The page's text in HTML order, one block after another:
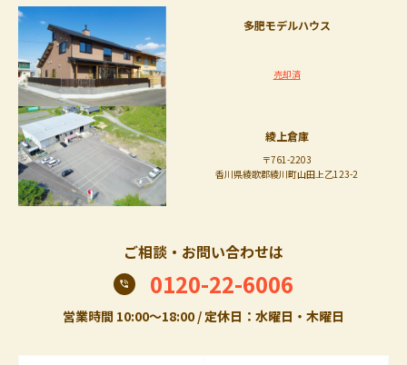
多肥モデルハウス
売却済
綾上倉庫
〒761-2203
香川県綾歌郡綾川町山田上乙123-2
ご相談・お問い合わせは
0120-22-6006
営業時間 10:00〜18:00 / 定休日：水曜日・木曜日